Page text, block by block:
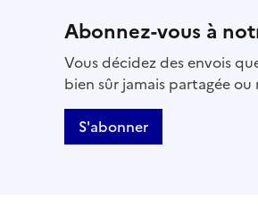
Abonnez-vous à
Vous décidez des envois
bien sûr jamais partagée ou
S'abonner